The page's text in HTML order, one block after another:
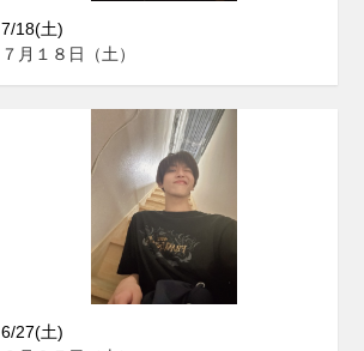
7/18(土)
７月１８日（土）
6/27(土)